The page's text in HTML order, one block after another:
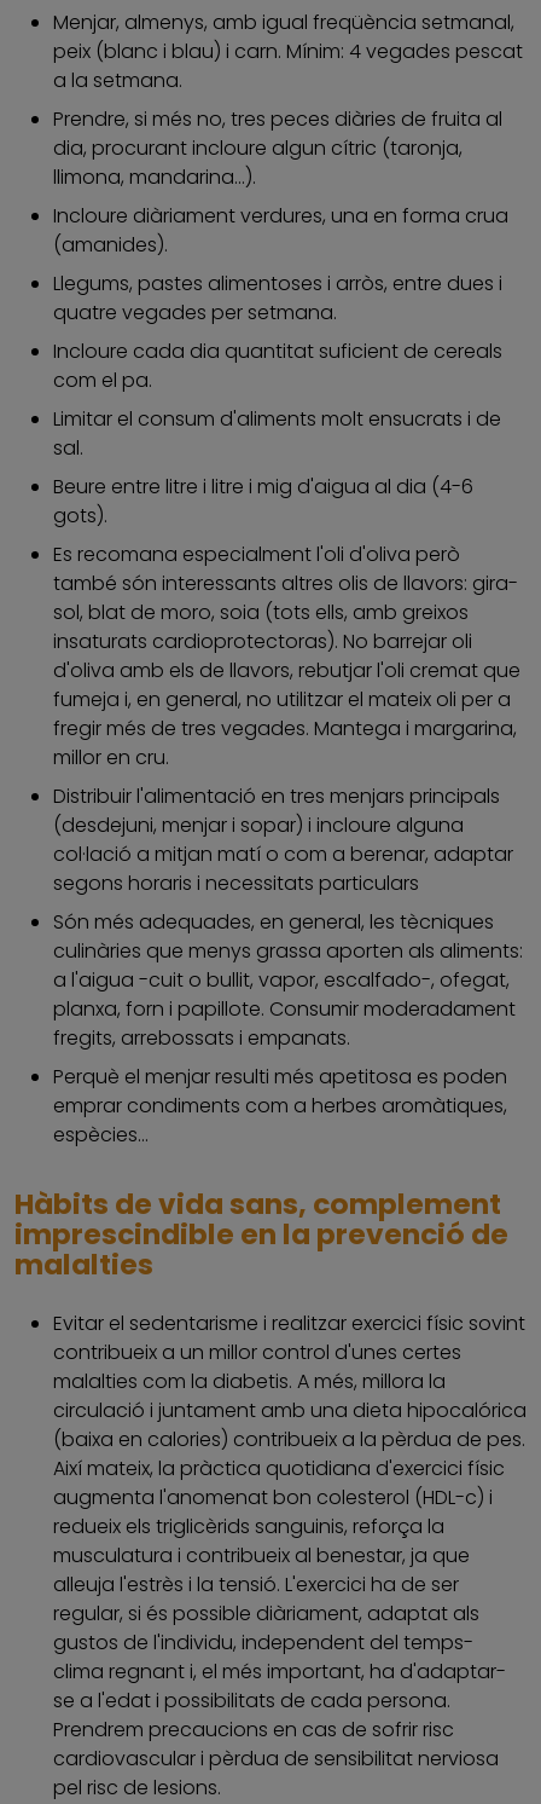
Menjar, almenys, amb igual freqüència setmanal,
peix (blanc i blau) i carn. Mínim: 4 vegades pescat
a la setmana.
Prendre, si més no, tres peces diàries de fruita al
dia, procurant incloure algun cítric (taronja,
llimona, mandarina...).
Incloure diàriament verdures, una en forma crua
(amanides).
Llegums, pastes alimentoses i arròs, entre dues i
quatre vegades per setmana.
Incloure cada dia quantitat suficient de cereals
com el pa.
Limitar el consum d'aliments molt ensucrats i de
sal.
Beure entre litre i litre i mig d'aigua al dia (4-6
gots).
Es recomana especialment l'oli d'oliva però
també són interessants altres olis de llavors: gira-
sol, blat de moro, soia (tots ells, amb greixos
insaturats cardioprotectoras). No barrejar oli
d'oliva amb els de llavors, rebutjar l'oli cremat que
fumeja i, en general, no utilitzar el mateix oli per a
fregir més de tres vegades. Mantega i margarina,
millor en cru.
Distribuir l'alimentació en tres menjars principals
(desdejuni, menjar i sopar) i incloure alguna
col·lació a mitjan matí o com a berenar, adaptar
segons horaris i necessitats particulars
Són més adequades, en general, les tècniques
culinàries que menys grassa aporten als aliments:
a l'aigua -cuit o bullit, vapor, escalfado-, ofegat,
planxa, forn i papillote. Consumir moderadament
fregits, arrebossats i empanats.
Perquè el menjar resulti més apetitosa es poden
emprar condiments com a herbes aromàtiques,
espècies...
Hàbits de vida sans, complement
imprescindible en la prevenció de
malalties
Evitar el sedentarisme i realitzar exercici físic sovint
contribueix a un millor control d'unes certes
malalties com la diabetis. A més, millora la
circulació i juntament amb una dieta hipocalórica
(baixa en calories) contribueix a la pèrdua de pes.
Així mateix, la pràctica quotidiana d'exercici físic
augmenta l'anomenat bon colesterol (HDL-c) i
redueix els triglicèrids sanguinis, reforça la
musculatura i contribueix al benestar, ja que
alleuja l'estrès i la tensió. L'exercici ha de ser
regular, si és possible diàriament, adaptat als
gustos de l'individu, independent del temps-
clima regnant i, el més important, ha d'adaptar-
se a l'edat i possibilitats de cada persona.
Prendrem precaucions en cas de sofrir risc
cardiovascular i pèrdua de sensibilitat nerviosa
pel risc de lesions.